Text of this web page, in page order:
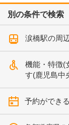
別の条件で検索
涙橋駅の周
機能・特徴(
す(鹿児島中
予約ができ